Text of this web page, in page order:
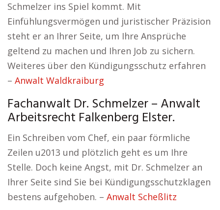
Schmelzer ins Spiel kommt. Mit
Einfühlungsvermögen und juristischer Präzision
steht er an Ihrer Seite, um Ihre Ansprüche
geltend zu machen und Ihren Job zu sichern.
Weiteres über den Kündigungsschutz erfahren
– Anwalt Waldkraiburg
Fachanwalt Dr. Schmelzer – Anwalt
Arbeitsrecht Falkenberg Elster.
Ein Schreiben vom Chef, ein paar förmliche
Zeilen u2013 und plötzlich geht es um Ihre
Stelle. Doch keine Angst, mit Dr. Schmelzer an
Ihrer Seite sind Sie bei Kündigungsschutzklagen
bestens aufgehoben. – Anwalt Scheßlitz